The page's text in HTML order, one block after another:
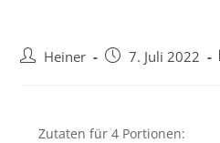
Heiner 7. Juli 2022
Zutaten für 4 Portionen: